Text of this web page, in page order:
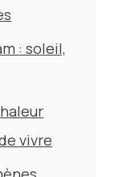
: soleil,
vivre